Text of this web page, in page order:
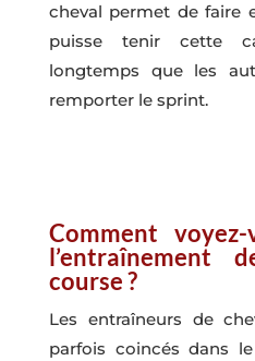
cheval permet de faire
puisse tenir cette
longtemps que les
remporter le sprint.
Comment
l’entraînement
course ?
Les entraîneurs de
parfois coincés dans